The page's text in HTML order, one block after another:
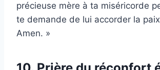
précieuse mère à ta miséricorde
te demande de lui accorder la
Amen. »